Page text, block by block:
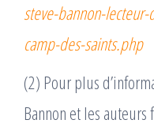
steve-bannon-
camp-des-saints.php
(2) Pour plus
Bannon et les